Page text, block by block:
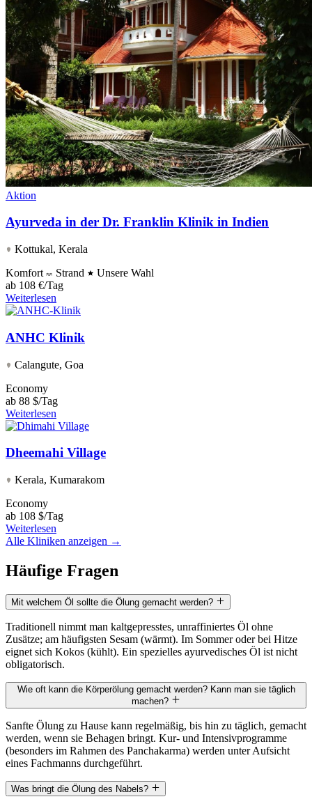
Aktion
Ayurveda in der Dr. Franklin Klinik in Indien
Kottukal, Kerala
Komfort
Strand
Unsere Wahl
ab 108 €/Tag
Weiterlesen
ANHC Klinik
Calangute, Goa
Economy
ab 88 $/Tag
Weiterlesen
Dheemahi Village
Kerala, Kumarakom
Economy
ab 108 $/Tag
Weiterlesen
Alle Kliniken anzeigen →
Häufige Fragen
Mit welchem Öl sollte die Ölung gemacht werden?
Traditionell nimmt man kaltgepresstes, unraffiniertes Öl ohne
Zusätze; am häufigsten Sesam (wärmt). Im Sommer oder bei Hitze
eignet sich Kokos (kühlt). Ein spezielles ayurvedisches Öl ist nicht
obligatorisch.
Wie oft kann die Körperölung gemacht werden? Kann man sie täglich
machen?
Sanfte Ölung zu Hause kann regelmäßig, bis hin zu täglich, gemacht
werden, wenn sie Behagen bringt. Kur- und Intensivprogramme
(besonders im Rahmen des Panchakarma) werden unter Aufsicht
eines Fachmanns durchgeführt.
Was bringt die Ölung des Nabels?